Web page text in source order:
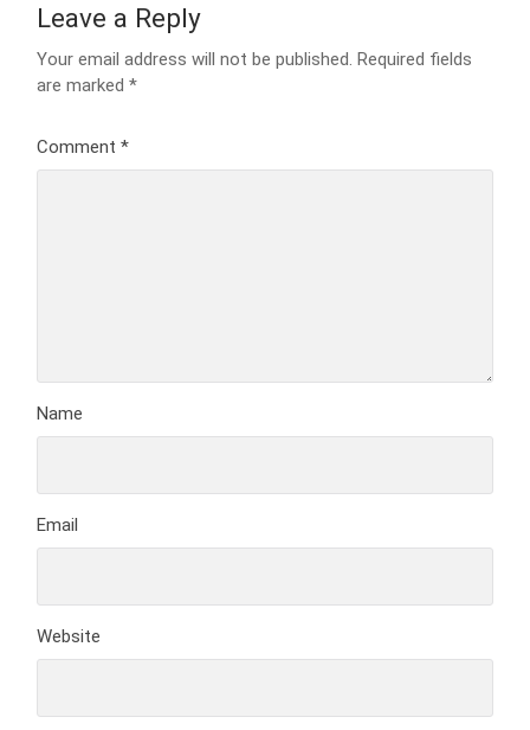
Leave a Reply
Your email address will not be published. Required fields
are marked*
Comment*
Name
Email
Website